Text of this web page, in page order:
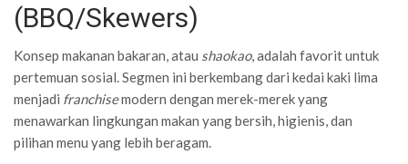
(BBQ/Skewers)
Konsep makanan bakaran, atau shaokao, adalah favorit untuk
pertemuan sosial. Segmen ini berkembang dari kedai kaki lima
menjadi franchisemodern dengan merek-merek yang
menawarkan lingkungan makan yang bersih, higienis, dan
pilihan menu yang lebih beragam.